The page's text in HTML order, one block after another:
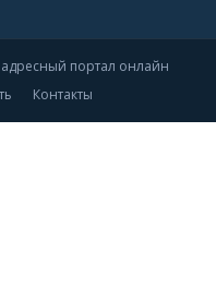
портал онлайн
Контакты